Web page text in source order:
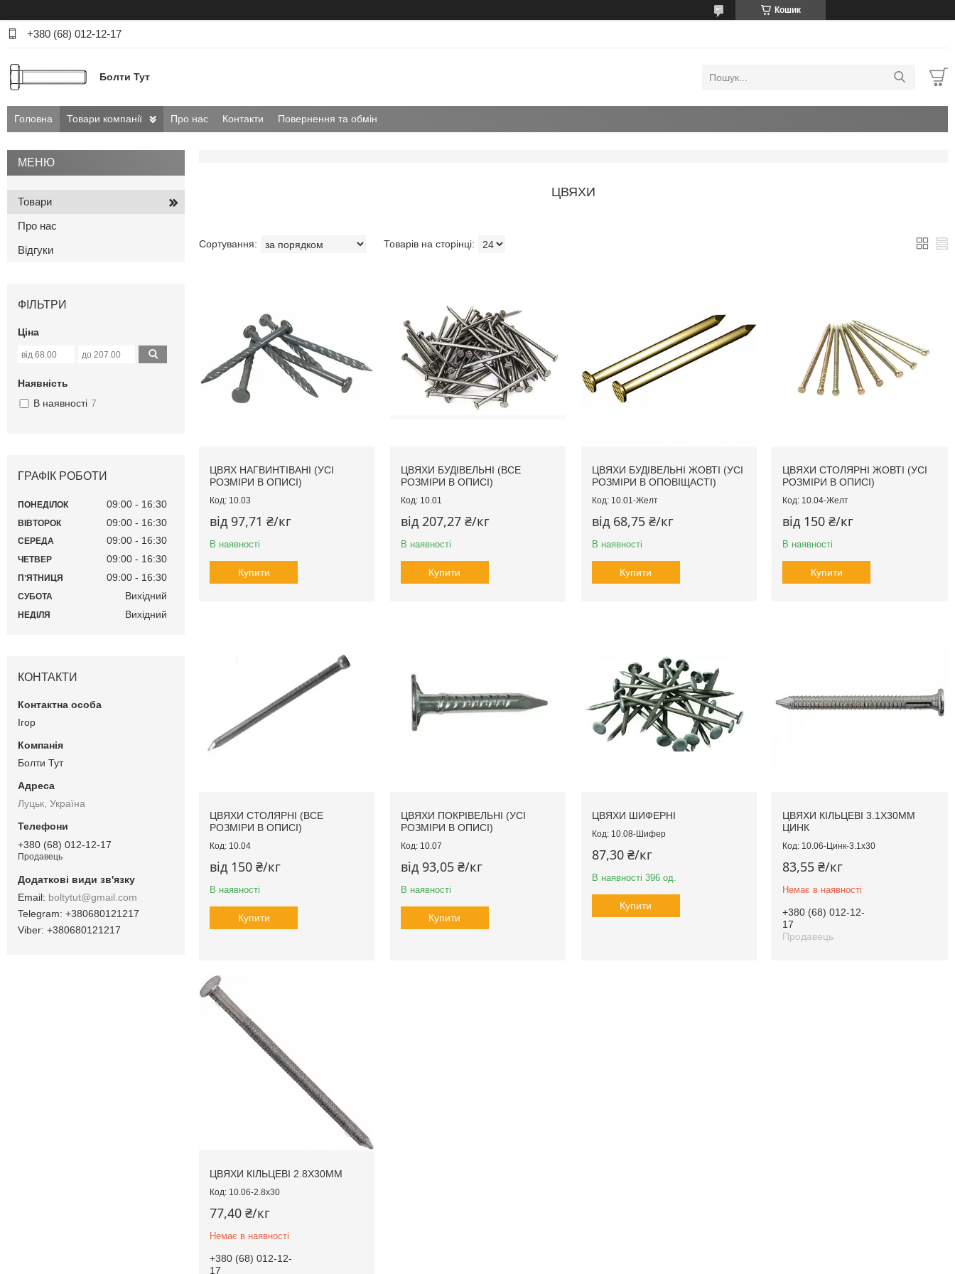
Кошик
+380 (68) 012-12-17
Болти Тут
Головна Товари компанії Про нас Контакти Повернення та обмін
ЦВЯХИ
ЦВЯХ НАГВИНТІВАНІ (УСІ
РОЗМІРИ В ОПИСІ)
10.03
від 97,71 ₴/кг
В наявності
Купити
ЦВЯХИ БУДІВЕЛЬНІ (ВСЕ
РОЗМІРИ В ОПИСІ)
10.01
від 207,27 ₴/кг
В наявності
Купити
ЦВЯХИ БУДІВЕЛЬНІ ЖОВТІ (УСІ
РОЗМІРИ В ОПОВІЩАСТІ)
10.01-Желт
від 68,75 ₴/кг
В наявності
Купити
ЦВЯХИ СТОЛЯРНІ ЖОВТІ (УСІ
РОЗМІРИ В ОПИСІ)
10.04-Желт
від 150 ₴/кг
В наявності
Купити
ЦВЯХИ СТОЛЯРНІ (ВСЕ
РОЗМІРИ В ОПИСІ)
10.04
від 150 ₴/кг
В наявності
Купити
ЦВЯХИ ПОКРІВЕЛЬНІ (УСІ
РОЗМІРИ В ОПИСІ)
10.07
від 93,05 ₴/кг
В наявності
Купити
ЦВЯХИ ШИФЕРНІ
10.08-Шифер
87,30 ₴/кг
В наявності 396 од.
Купити
ЦВЯХИ КІЛЬЦЕВІ 3.1Х30ММ
ЦИНК
10.06-Цинк-3.1х30
83,55 ₴/кг
Немає в наявності
+380 (68) 012-12-
17
Продавець
ЦВЯХИ КІЛЬЦЕВІ 2.8Х30ММ
10.06-2.8х30
77,40 ₴/кг
Немає в наявності
+380 (68) 012-12-
17
Товари
Про нас
Відгуки
ФІЛЬТРИ
Ціна
Наявність
В наявності 7
ГРАФІК РОБОТИ
ПОНЕДІЛОК 09:00 16:30
ВІВТОРОК 09:00 16:30
СЕРЕДА 09:00 16:30
ЧЕТВЕР 09:00 16:30
ПʼЯТНИЦЯ 09:00 16:30
СУБОТА Вихідний
НЕДІЛЯ Вихідний
КОНТАКТИ
Ігор
Болти Тут
Луцьк, Україна
+380 (68) 012-12-17
Продавець
boltytut@gmail.com
+380680121217
+380680121217